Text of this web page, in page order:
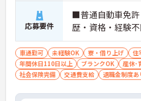
応募要件
■普通自動車免
歴・資格・経験
車通勤可 未経験OK 寮・借り上げ 住
年間休日110日以上
ブランクOK 産休･
社会保険完備
交通費支給 退職金制度あ